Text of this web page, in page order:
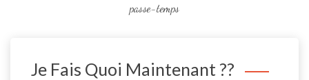
passe-temps
Je Fais Quoi Maintenant ??